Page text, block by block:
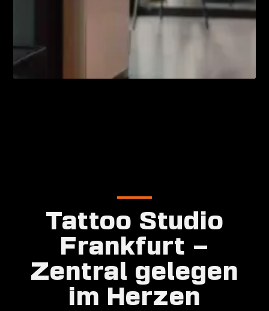
Tattoo Studio
Frankfurt –
Zentral gelegen
im Herzen